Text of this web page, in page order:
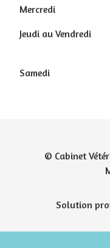
Mercredi
Jeudi au Vendredi
Samedi
© Cabinet
Solution